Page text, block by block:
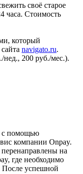
своё старое
часа. Стоимость
который
navigato.ru.
нед., 200 руб./мес.).
с помощью
компании Onpay.
на
где необходимо
После успешной